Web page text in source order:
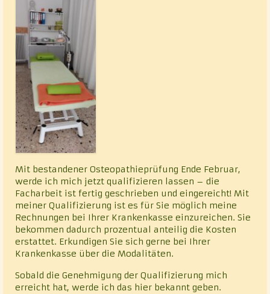
Mit bestandener Osteopathieprüfung Ende Februar,
werde ich mich jetzt qualifizieren lassen – die
Facharbeit ist fertig geschrieben und eingereicht! Mit
meiner Qualifizierung ist es für Sie möglich meine
Rechnungen bei Ihrer Krankenkasse einzureichen. Sie
bekommen dadurch prozentual anteilig die Kosten
erstattet. Erkundigen Sie sich gerne bei Ihrer
Krankenkasse über die Modalitäten.
Sobald die Genehmigung der Qualifizierung mich
erreicht hat, werde ich das hier bekannt geben.